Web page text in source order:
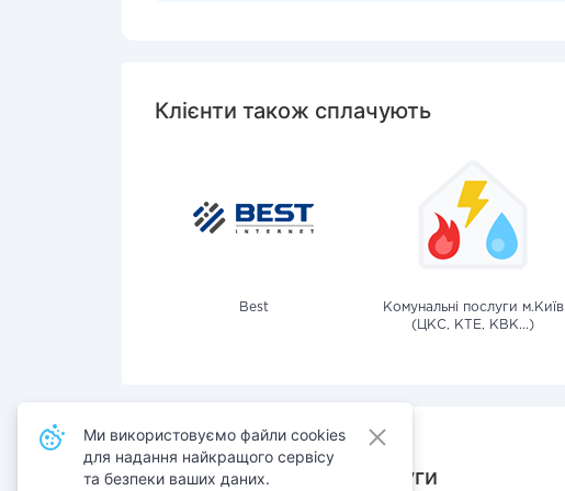
Клієнти також сплачують
Best
Комунальні послуги м.Київ
(ЦКС, КТЕ, КВК...)
Також сплачують послуги
Ми використовуємо файли cookies
для надання найкращого сервісу
та безпеки ваших даних.